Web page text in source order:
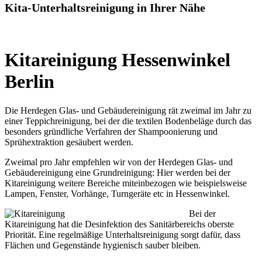
Kita-Unterhaltsreinigung in Ihrer Nähe
Kitareinigung Hessenwinkel
Berlin
Die Herdegen Glas- und Gebäudereinigung rät zweimal im Jahr zu
einer Teppichreinigung, bei der die textilen Bodenbeläge durch das
besonders gründliche Verfahren der Shampoonierung und
Sprühextraktion gesäubert werden.
Zweimal pro Jahr empfehlen wir von der Herdegen Glas- und
Gebäudereinigung eine Grundreinigung: Hier werden bei der
Kitareinigung weitere Bereiche miteinbezogen wie beispielsweise
Lampen, Fenster, Vorhänge, Turngeräte etc in Hessenwinkel.
Bei der
Kitareinigung hat die Desinfektion des Sanitärbereichs oberste
Priorität. Eine regelmäßige Unterhaltsreinigung sorgt dafür, dass
Flächen und Gegenstände hygienisch sauber bleiben.